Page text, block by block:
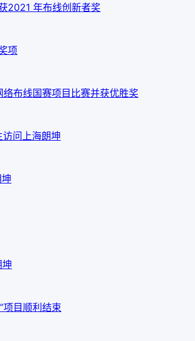
2021 年布线创新者奖
项
布线国赛项目比赛并获优胜奖
问上海朗坤
项目顺利结束